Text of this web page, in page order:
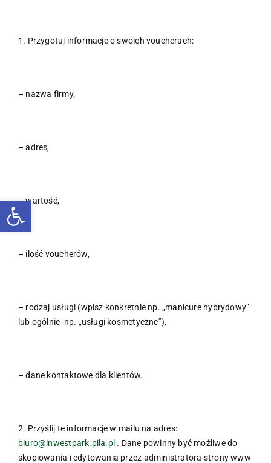
Otwórz pasek narzędzi
1. Przygotuj informacje o swoich voucherach:
– nazwa firmy,
– adres,
– wartość,
– ilość voucherów,
– rodzaj usługi (wpisz konkretnie np. „manicure hybrydowy”
lub ogólnie np. „usługi kosmetyczne”),
– dane kontaktowe dla klientów.
2. Przyślij te informacje w mailu na adres:
biuro@inwestpark.pila.pl . Dane powinny być możliwe do
skopiowania i edytowania przez administratora strony www